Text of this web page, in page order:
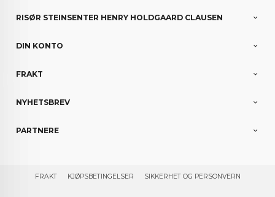
RISØR STEINSENTER HENRY HOLDGAARD CLAUSEN
DIN KONTO
FRAKT
NYHETSBREV
PARTNERE
FRAKT KJØPSBETINGELSER SIKKERHET OG PERSONVERN